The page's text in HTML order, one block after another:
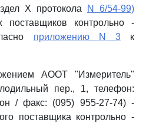
Х протокола
N 6/54-99)
поставщиков контрольно -
приложению N 3к
АООТ "Измеритель"
пер., 1, телефон:
/ факс: (095) 955-27-74) -
поставщика контрольно -